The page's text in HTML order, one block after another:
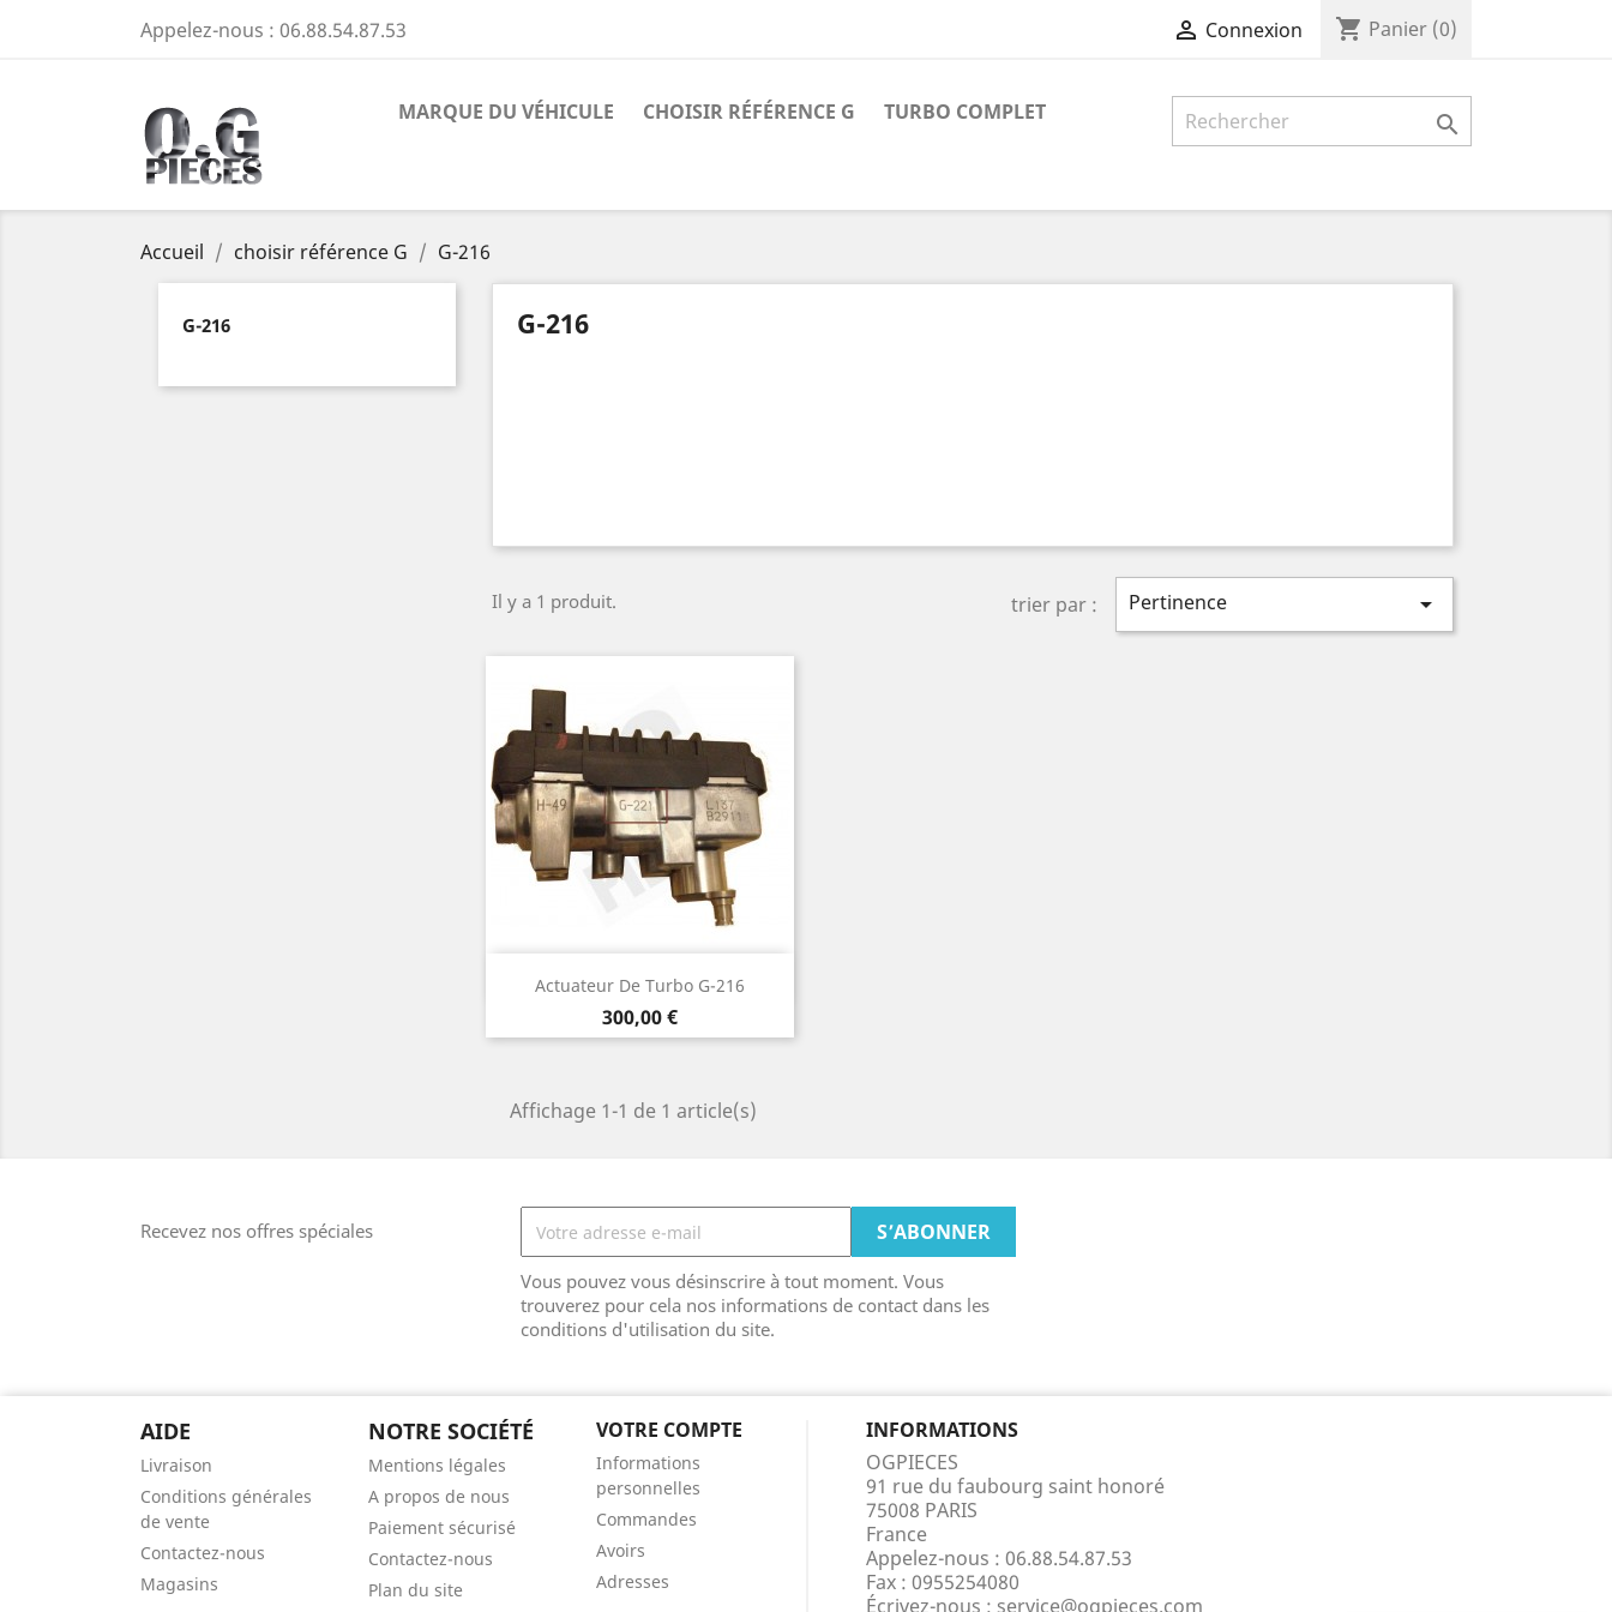
Appelez-nous : 06.88.54.87.53  Connexion shopping_cart Panier (0)
MARQUE DU VÉHICULE CHOISIR RÉFÉRENCE G TURBO COMPLET 
Accueil choisir référence G G-216
G-216 G-216
Il y a 1 produit. trier par : Pertinence 
Actuateur De Turbo G-216
Prix
300,00 €
Aperçu rapide
Affichage 1-1 de 1 article(s)
Recevez nos offres spéciales
Vous pouvez vous désinscrire à tout moment. Vous
trouverez pour cela nos informations de contact dans les
conditions d'utilisation du site.
AIDE
Livraison
Conditions générales
de vente
Contactez-nous
Magasins
NOTRE SOCIÉTÉ
Mentions légales
A propos de nous
Paiement sécurisé
Contactez-nous
Plan du site
VOTRE COMPTE
Informations
personnelles
Commandes
Avoirs
Adresses
INFORMATIONS
OGPIECES
91 rue du faubourg saint honoré
75008 PARIS
France
Appelez-nous : 06.88.54.87.53
Fax : 0955254080
Écrivez-nous : service@ogpieces.com